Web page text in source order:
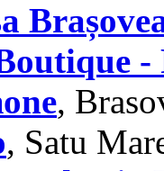
-
,
, Satu